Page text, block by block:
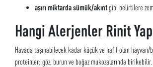
aşırı miktarda sümük/akıntgibi belirtilere
Hangi Alerjenler Rinit
Havada taşınabilecek kadar küçük ve hafif olan hayvan/
proteinler; göz, burun ve boğaz mukozalarında birikebilir.